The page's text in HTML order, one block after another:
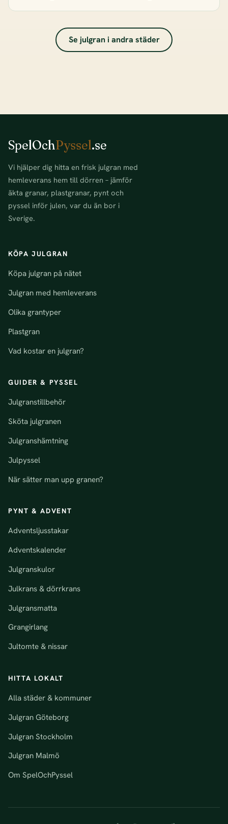
Se julgran i andra städer
SpelOchPyssel.se
Vi hjälper dig hitta en frisk julgran med
hemleverans hem till dörren – jämför
äkta granar, plastgranar, pynt och
pyssel inför julen, var du än bor i
Sverige.
KÖPA JULGRAN
Köpa julgran på nätet
Julgran med hemleverans
Olika grantyper
Plastgran
Vad kostar en julgran?
GUIDER & PYSSEL
Julgranstillbehör
Sköta julgranen
Julgranshämtning
Julpyssel
När sätter man upp granen?
PYNT & ADVENT
Adventsljusstakar
Adventskalender
Julgranskulor
Julkrans & dörrkrans
Julgransmatta
Grangirlang
Jultomte & nissar
HITTA LOKALT
Alla städer & kommuner
Julgran Göteborg
Julgran Stockholm
Julgran Malmö
Om SpelOchPyssel